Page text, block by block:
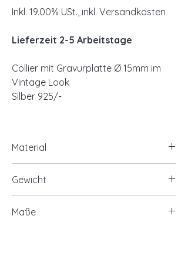
Inkl. 19.00% USt., inkl. Versandkosten
Lieferzeit 2-5 Arbeitstage
Collier mit Gravurplatte Ø 15mm im
Vintage Look
Silber 925/-
Material
optional 925/- Silber, vergoldet
Gewicht
Maße